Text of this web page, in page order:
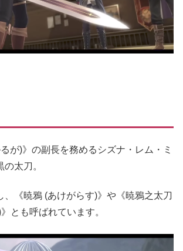
が)》の副長を務めるシズナ・レム・ミ
太刀。
、《暁鴉 (あけがらす)》や《暁鴉之太刀
とも呼ばれています。